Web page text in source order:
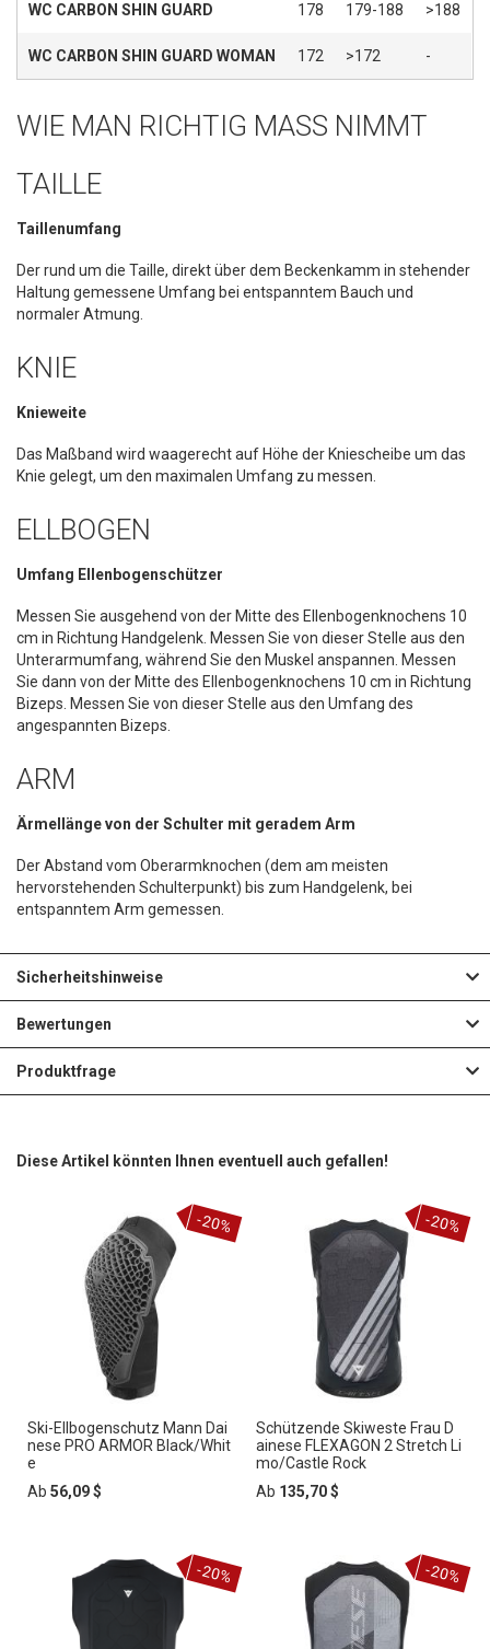
WC CARBON SHIN GUARD 178 179-188 >188
WC CARBON SHIN GUARD WOMAN 172 >172 -
WIE MAN RICHTIG MASS NIMMT
TAILLE
Taillenumfang
Der rund um die Taille, direkt über dem Beckenkamm in stehender
Haltung gemessene Umfang bei entspanntem Bauch und
normaler Atmung.
KNIE
Knieweite
Das Maßband wird waagerecht auf Höhe der Kniescheibe um das
Knie gelegt, um den maximalen Umfang zu messen.
ELLBOGEN
Umfang Ellenbogenschützer
Messen Sie ausgehend von der Mitte des Ellenbogenknochens 10
cm in Richtung Handgelenk. Messen Sie von dieser Stelle aus den
Unterarmumfang, während Sie den Muskel anspannen. Messen
Sie dann von der Mitte des Ellenbogenknochens 10 cm in Richtung
Bizeps. Messen Sie von dieser Stelle aus den Umfang des
angespannten Bizeps.
ARM
Ärmellänge von der Schulter mit geradem Arm
Der Abstand vom Oberarmknochen (dem am meisten
hervorstehenden Schulterpunkt) bis zum Handgelenk, bei
entspanntem Arm gemessen.
Sicherheitshinweise
Bewertungen
Produktfrage
Diese Artikel könnten Ihnen eventuell auch gefallen!
Ski-Ellbogenschutz Mann Dai
nese PRO ARMOR Black/Whit
e
Ab 56,09 $
-20%
Schützende Skiweste Frau D
ainese FLEXAGON 2 Stretch Li
mo/Castle Rock
Ab 135,70 $
-20%
-20% -20%